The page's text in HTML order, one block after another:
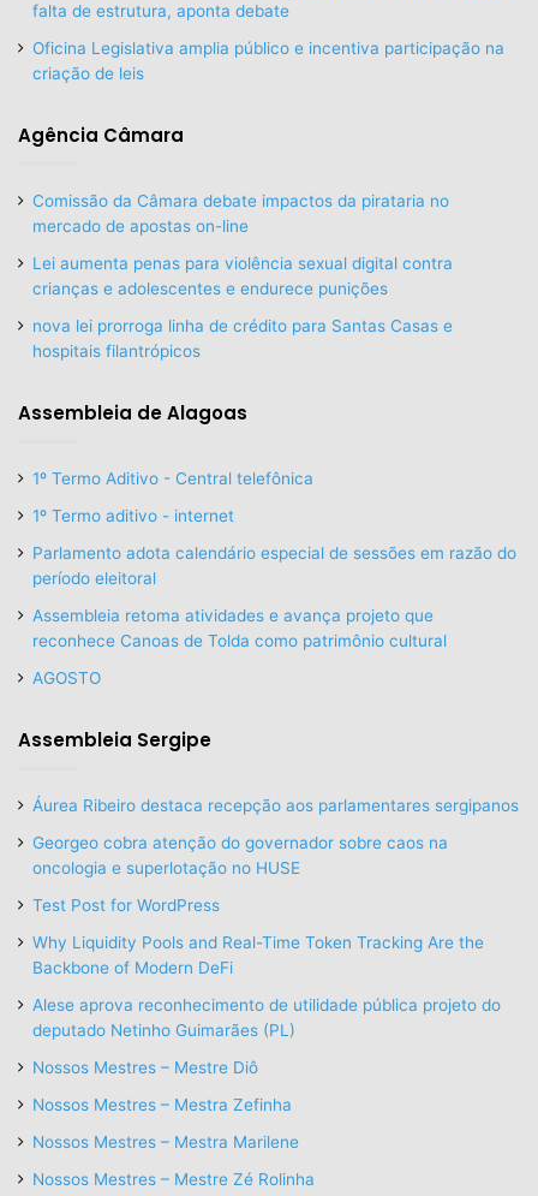
falta de estrutura, aponta debate
Oficina Legislativa amplia público e incentiva participação na
criação de leis
Agência Câmara
Comissão da Câmara debate impactos da pirataria no
mercado de apostas on-line
Lei aumenta penas para violência sexual digital contra
crianças e adolescentes e endurece punições
nova lei prorroga linha de crédito para Santas Casas e
hospitais filantrópicos
Assembleia de Alagoas
1º Termo Aditivo - Central telefônica
1º Termo aditivo - internet
Parlamento adota calendário especial de sessões em razão do
período eleitoral
Assembleia retoma atividades e avança projeto que
reconhece Canoas de Tolda como patrimônio cultural
AGOSTO
Assembleia Sergipe
Áurea Ribeiro destaca recepção aos parlamentares sergipanos
Georgeo cobra atenção do governador sobre caos na
oncologia e superlotação no HUSE
Test Post for WordPress
Why Liquidity Pools and Real-Time Token Tracking Are the
Backbone of Modern DeFi
Alese aprova reconhecimento de utilidade pública projeto do
deputado Netinho Guimarães (PL)
Nossos Mestres – Mestre Diô
Nossos Mestres – Mestra Zefinha
Nossos Mestres – Mestra Marilene
Nossos Mestres – Mestre Zé Rolinha